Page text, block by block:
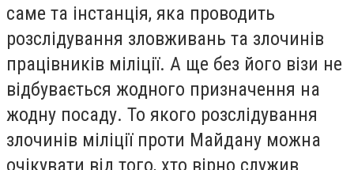
саме та інстанція, яка проводить
розслідування зловживань та злочинів
працівників міліції. А ще без його візи не
відбувається жодного призначення на
жодну посаду. То якого розслідування
злочинів міліції проти Майдану можна
очікувати від того, хто вірно служив